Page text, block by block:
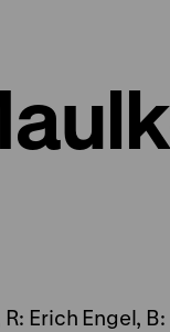
R: Erich Engel,